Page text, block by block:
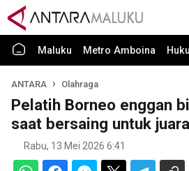
Maluku Metro Amboina
ANTARA Olahraga
Pelatih Borneo enggan
saat bersaing untuk juara
Rabu, 13 Mei 2026 6:41